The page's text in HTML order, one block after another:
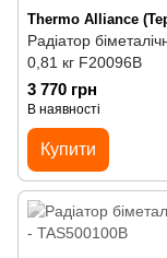
Thermo Alliance
Радіатор
0,81 кг F20096B
3 770 грн
В наявності
Купити